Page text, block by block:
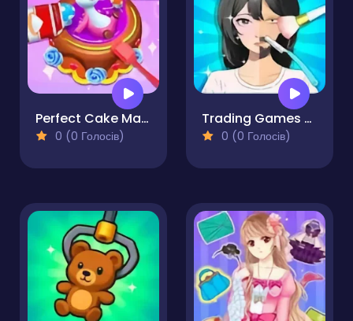
Perfect Cake Maker
0 (0 Голосів)
Trading Games Playtime
0 (0 Голосів)